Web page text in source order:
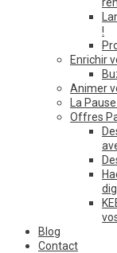
!
Enrichir
Animer
La
Offres
Blog
Contact